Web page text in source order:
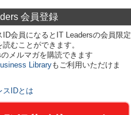
会員登録
ID会員になるとIT Leadersの会員限定
むことができます。
のメルマガを購読できます
Libraryもご利用いただけま
スIDとは